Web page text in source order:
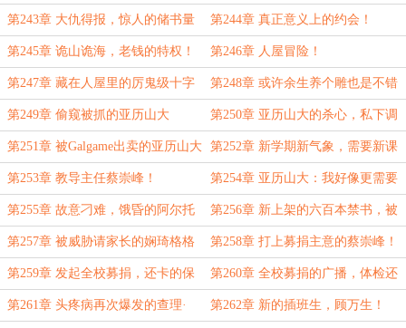
家！
第243章 大仇得报，惊人的储书量 第244章 真正意义上的约会！
第245章 诡山诡海，老钱的特权！ 第246章 人屋冒险！
第247章 藏在人屋里的厉鬼级十字
架？这是谋杀！
第248章 或许余生养个雕也是不错
的选择？
第249章 偷窥被抓的亚历山大 第250章 亚历山大的杀心，私下调
查！
第251章 被Galgame出卖的亚历山大 第252章 新学期新气象，需要新课
桌的亚历山大！
第253章 教导主任蔡崇峰！ 第254章 亚历山大：我好像更需要
慈善捐款？
第255章 故意刁难，饿昏的阿尔托
莉雅！
第256章 新上架的六百本禁书，被
抓了？
第257章 被威胁请家长的娴琦格格
与叶卡捷琳娜
第258章 打上募捐主意的蔡崇峰！
第259章 发起全校募捐，还卡的保
证！
第260章 全校募捐的广播，体检还
是来了！
第261章 头疼病再次爆发的查理· 第262章 新的插班生，顾万生！